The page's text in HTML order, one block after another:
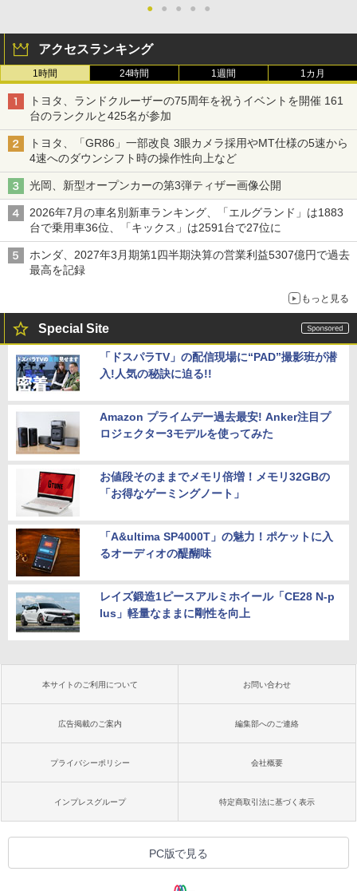
● ● ● ● ●
アクセスランキング
1時間 24時間 1週間 1カ月
トヨタ、ランドクルーザーの75周年を祝うイベントを開催 161
台のランクルと425名が参加
トヨタ、「GR86」一部改良 3眼カメラ採用やMT仕様の5速から
4速へのダウンシフト時の操作性向上など
光岡、新型オープンカーの第3弾ティザー画像公開
2026年7月の車名別新車ランキング、「エルグランド」は1883
台で乗用車36位、「キックス」は2591台で27位に
ホンダ、2027年3月期第1四半期決算の営業利益5307億円で過去
最高を記録
もっと見る
Special Site
「ドスパラTV」の配信現場に“PAD”撮影班が潜
入!人気の秘訣に迫る!!
Amazon プライムデー過去最安! Anker注目プ
ロジェクター3モデルを使ってみた
お値段そのままでメモリ倍増！メモリ32GBの
「お得なゲーミングノート」
「A&ultima SP4000T」の魅力！ポケットに入
るオーディオの醍醐味
レイズ鍛造1ピースアルミホイール「CE28 N-p
lus」軽量なままに剛性を向上
本サイトのご利用について お問い合わせ
広告掲載のご案内 編集部へのご連絡
プライバシーポリシー 会社概要
インプレスグループ 特定商取引法に基づく表示
PC版で見る